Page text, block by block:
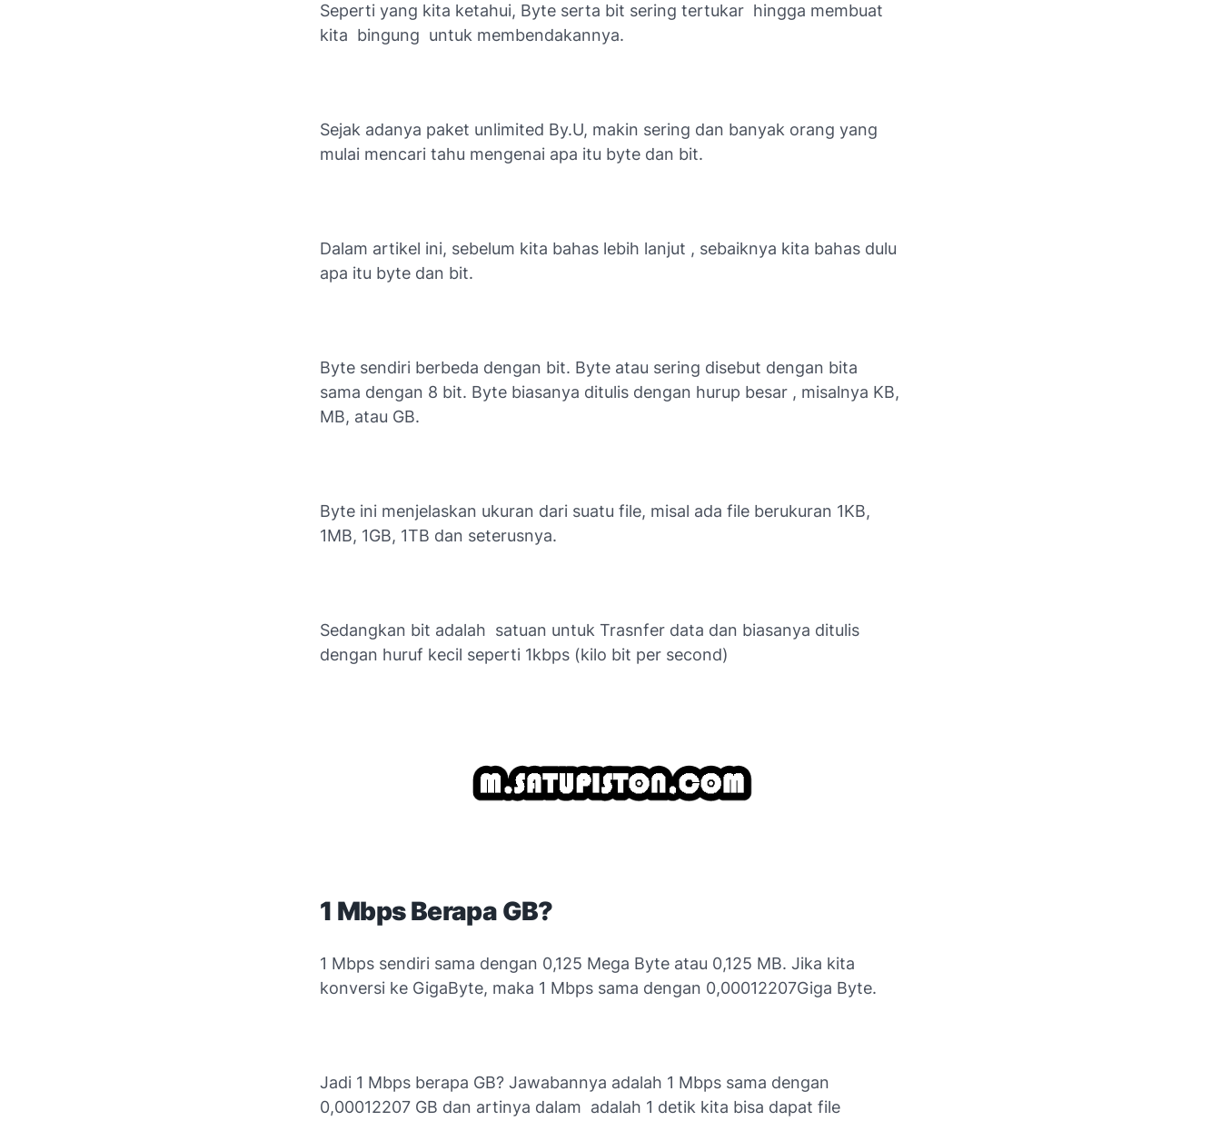
Seperti yang kita ketahui, Byte serta bit sering tertukar hingga membuat
kita bingung untuk membendakannya.
Sejak adanya paket unlimited By.U, makin sering dan banyak orang yang
mulai mencari tahu mengenai apa itu byte dan bit.
Dalam artikel ini, sebelum kita bahas lebih lanjut , sebaiknya kita bahas dulu
apa itu byte dan bit.
Byte sendiri berbeda dengan bit. Byte atau sering disebut dengan bita
sama dengan 8 bit. Byte biasanya ditulis dengan hurup besar , misalnya KB,
MB, atau GB.
Byte ini menjelaskan ukuran dari suatu file, misal ada file berukuran 1KB,
1MB, 1GB, 1TB dan seterusnya.
Sedangkan bit adalah satuan untuk Trasnfer data dan biasanya ditulis
dengan huruf kecil seperti 1kbps (kilo bit per second)
1 Mbps Berapa GB?
1 Mbps sendiri sama dengan 0,125 Mega Byte atau 0,125 MB. Jika kita
konversi ke GigaByte, maka 1 Mbps sama dengan 0,00012207Giga Byte.
Jadi 1 Mbps berapa GB? Jawabannya adalah 1 Mbps sama dengan
0,00012207 GB dan artinya dalam adalah 1 detik kita bisa dapat file